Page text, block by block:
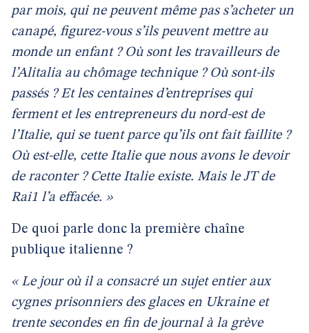
par mois, qui ne peuvent même pas s’acheter un
canapé, figurez-vous s’ils peuvent mettre au
monde un enfant ? Où sont les travailleurs de
l’Alitalia au chômage technique ? Où sont-ils
passés ? Et les centaines d’entreprises qui
ferment et les entrepreneurs du nord-est de
l’Italie, qui se tuent parce qu’ils ont fait faillite ?
Où est-elle, cette Italie que nous avons le devoir
de raconter ? Cette Italie existe. Mais le JT de
Rai1 l’a effacée. »
De quoi parle donc la première chaîne
publique italienne ?
« Le jour où il a consacré un sujet entier aux
cygnes prisonniers des glaces en Ukraine et
trente secondes en fin de journal à la grève